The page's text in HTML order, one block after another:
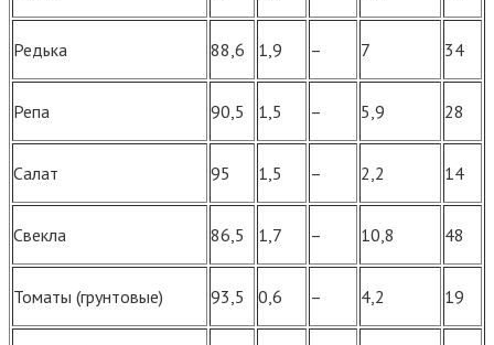
Редька 88,6 1,9 – 7 34
Репа 90,5 1,5 – 5,9 28
Салат 95 1,5 – 2,2 14
Свекла 86,5 1,7 – 10,8 48
Томаты (грунтовые) 93,5 0,6 – 4,2 19